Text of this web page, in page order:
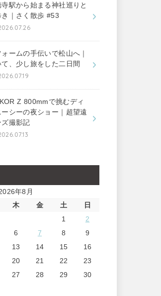
寺駅から始まる神社巡りと
き｜さく散歩 #53
ォームの手伝いで松山へ｜
て、少し旅をした二日間
Z 800mmで挑むディ
ーシーの夜ショー｜超望遠
ズ撮影記
年8月
木 金 土
日
1
2
6 7 8
9
13 14 15
16
20 21 22
23
27 28 29
30